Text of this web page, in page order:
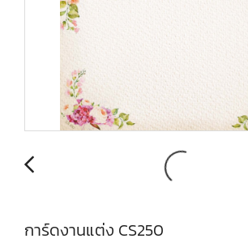
การ์ดงานแต่ง CS250